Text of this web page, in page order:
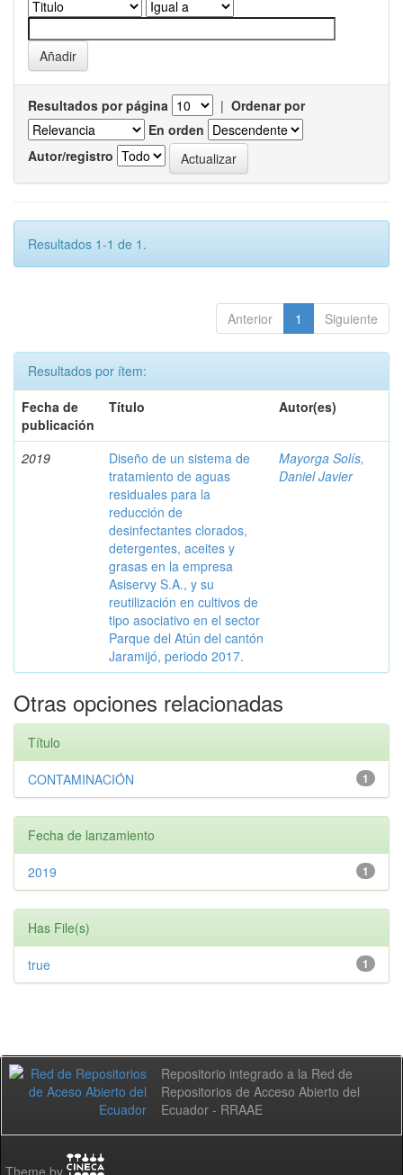
Resultados por página | Ordenar por
En orden
Autor/registro
Resultados 1-1 de 1.
Anterior 1 Siguiente
Resultados por ítem:
Fecha de
publicación
Título Autor(es)
2019
Diseño de un sistema de
tratamiento de aguas
residuales para la
reducción de
desinfectantes clorados,
detergentes, aceites y
grasas en la empresa
Asiservy S.A., y su
reutilización en cultivos de
tipo asociativo en el sector
Parque del Atún del cantón
Jaramijó, periodo 2017.
Mayorga Solís,
Daniel Javier
Otras opciones relacionadas
Título
1
CONTAMINACIÓN
Fecha de lanzamiento
1
2019
Has File(s)
1
true
Repositorio integrado a la Red de
Repositorios de Acceso Abierto del
Ecuador - RRAAE
Theme by